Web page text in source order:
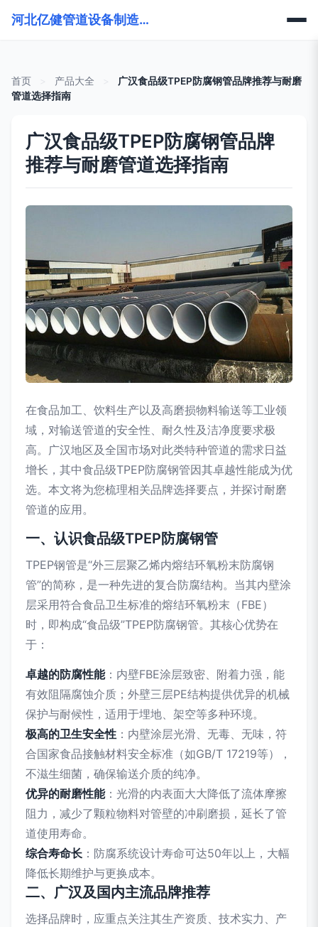
河北亿健管道设备制造有限公司
首页 产品大全
广汉食品级TPEP防腐钢管品牌推荐与耐磨
管道选择指南
广汉食品级TPEP防腐钢管品牌
推荐与耐磨管道选择指南
在食品加工、饮料生产以及高磨损物料输送等工业领
域，对输送管道的安全性、耐久性及洁净度要求极
高。广汉地区及全国市场对此类特种管道的需求日益
增长，其中食品级TPEP防腐钢管因其卓越性能成为优
选。本文将为您梳理相关品牌选择要点，并探讨耐磨
管道的应用。
一、认识食品级TPEP防腐钢管
TPEP钢管是“外三层聚乙烯内熔结环氧粉末防腐钢
管”的简称，是一种先进的复合防腐结构。当其内壁涂
层采用符合食品卫生标准的熔结环氧粉末（FBE）
时，即构成“食品级”TPEP防腐钢管。其核心优势在
于：
卓越的防腐性能：内壁FBE涂层致密、附着力强，能
有效阻隔腐蚀介质；外壁三层PE结构提供优异的机械
保护与耐候性，适用于埋地、架空等多种环境。
极高的卫生安全性 ：内壁涂层光滑、无毒、无味，符
合国家食品接触材料安全标准（如GB/T 17219等），
不滋生细菌，确保输送介质的纯净。
优异的耐磨性能：光滑的内表面大大降低了流体摩擦
阻力，减少了颗粒物料对管壁的冲刷磨损，延长了管
道使用寿命。
综合寿命长 ：防腐系统设计寿命可达50年以上，大幅
降低长期维护与更换成本。
二、广汉及国内主流品牌推荐
选择品牌时，应重点关注其生产资质、技术实力、产